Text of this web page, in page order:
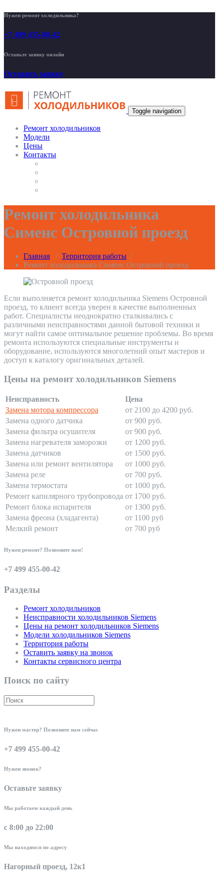
Нужен ремонт холодильника?
+7 499 455-00-42
Оставьте заявку онлайн
Оставить заявку
Toggle navigation
Ремонт холодильников
Модели
Цены
Контакты
Ремонт холодильника
Сименс Островной проезд
Главная / Территория работы /
Ремонт холодильника Сименс Островной проезд
Если выполняется ремонт холодильника Siemens Островной
проезд, то клиент всегда уверен в качестве выполненных
работ. Специалисты неоднократно сталкивались с
различными неисправностями данной бытовой техники и
могут найти самое оптимальное решение проблемы. Во время
ремонта используются специальные инструменты и
оборудование, используются многолетний опыт мастеров и
доступ к каталогу оригинальных деталей.
Цены на ремонт холодильников Siemens
Неисправность
Цена
Замена мотора компрессора
от 2100 до 4200 руб.
Замена одного датчика
от 900 руб.
Замена фильтра осушителя
от 900 руб.
Замена нагревателя заморозки
от 1200 руб.
Замена датчиков
от 1500 руб.
Замена или ремонт вентилятора
от 1000 руб.
Замена реле
от 700 руб.
Замена термостата
от 1000 руб.
Ремонт капилярного трубопровода от 1700 руб.
Ремонт блока испарителя
от 1300 руб.
Замена фреона (хладагента)
от 1100 руб
Мелкий ремонт
от 700 руб
Нужен ремонт? Позвоните нам!
+7 499 455-00-42
Разделы
Ремонт холодильников
Неисправности холодильников Siemens
Цены на ремонт холодильников Siemens
Модели холодильников Siemens
Территория работы
Оставить заявку на звонок
Контакты сервисного центра
Поиск по сайту
Нужен мастер? Позвоните нам сейчас
+7 499 455-00-42
Нужен звонок?
Оставьте заявку
Мы работаем каждый день
с 8:00 до 22:00
Мы находимся по адресу
Нагорный проезд, 12к1